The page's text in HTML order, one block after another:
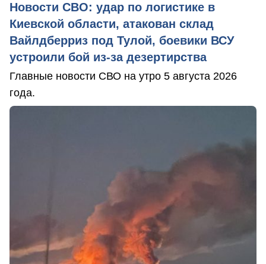
Новости СВО: удар по логистике в
Киевской области, атакован склад
Вайлдберриз под Тулой, боевики ВСУ
устроили бой из-за дезертирства
Главные новости СВО на утро 5 августа 2026
года.